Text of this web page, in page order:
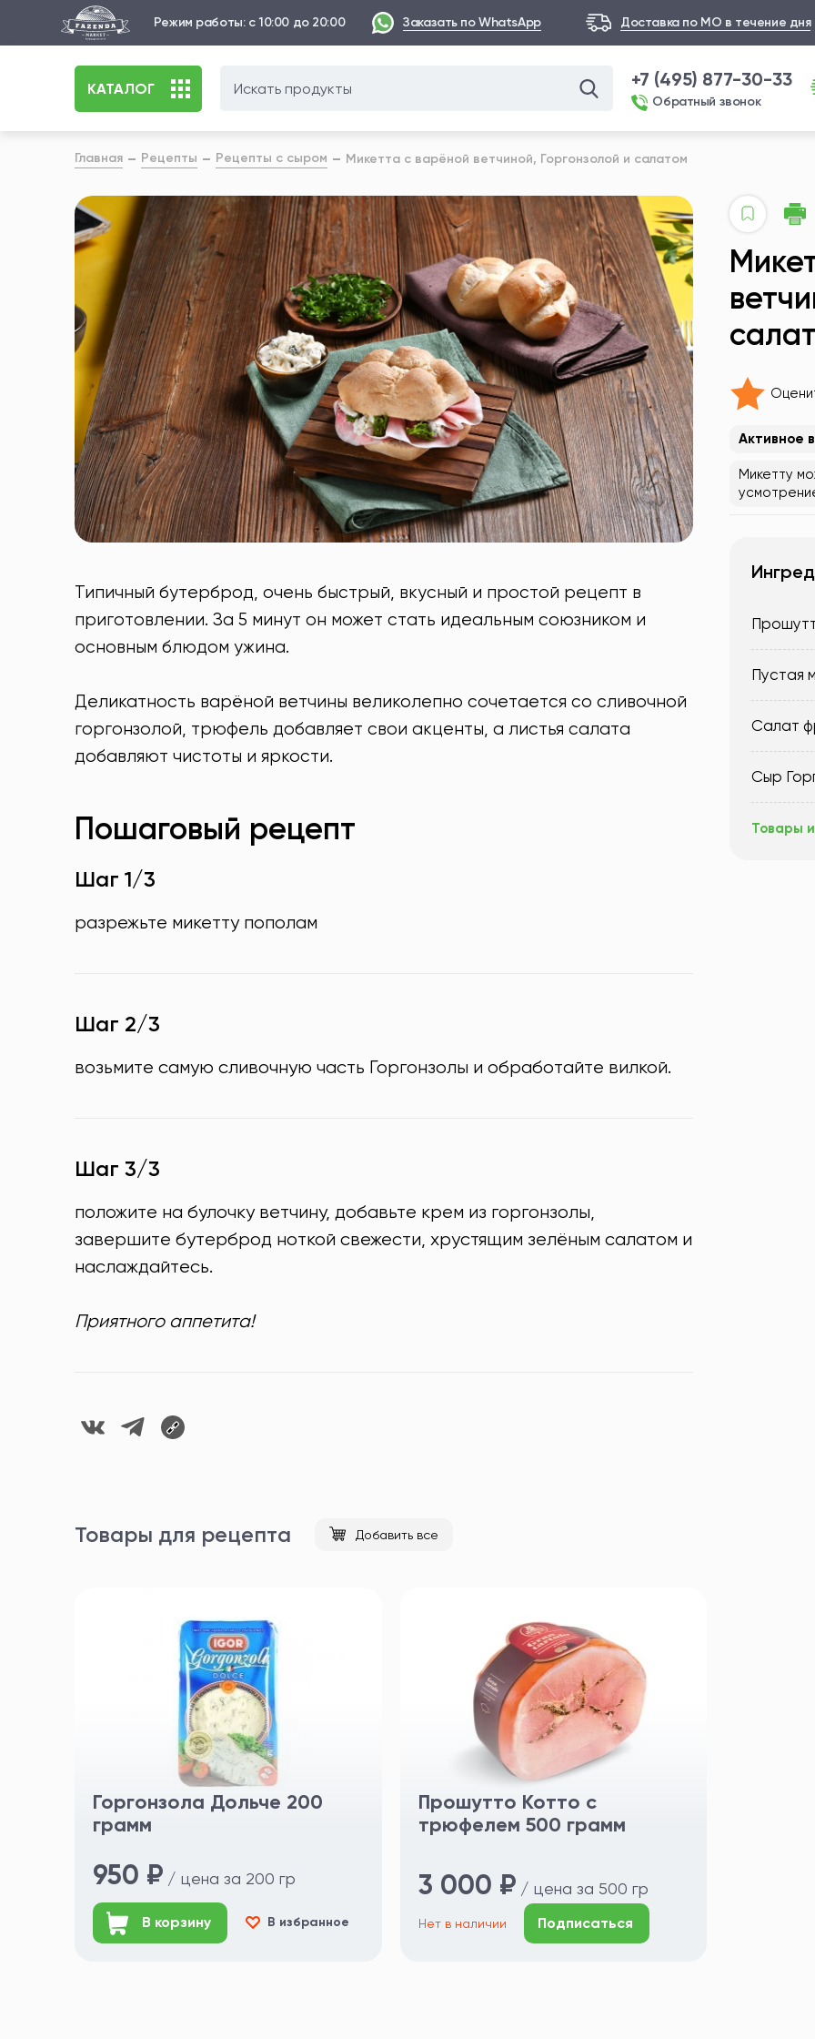
Режим работы: с 10:00 до 20:00 Заказать по WhatsApp Доставка по МО в течение дня
КАТАЛОГ +7 (495) 877-30-33
Обратный звонок
Главная Рецепты Рецепты с сыром Микетта с варёной ветчиной, Горгонзолой и салатом
Типичный бутерброд, очень быстрый, вкусный и простой рецепт в
приготовлении. За 5 минут он может стать идеальным союзником и
основным блюдом ужина.
Деликатность варёной ветчины великолепно сочетается со сливочной
горгонзолой, трюфель добавляет свои акценты, а листья салата
добавляют чистоты и яркости.
Пошаговый рецепт
Шаг 1/3
разрежьте микетту пополам
Шаг 2/3
возьмите самую сливочную часть Горгонзолы и обработайте вилкой.
Шаг 3/3
положите на булочку ветчину, добавьте крем из горгонзолы,
завершите бутерброд ноткой свежести, хрустящим зелёным салатом и
наслаждайтесь.
Приятного аппетита!
Активное
Микетту
Пустая
Салат
Сыр
Товары
Товары для рецепта Добавить все
Горгонзола Дольче 200
грамм
950 ₽ / цена за 200 гр
В корзину В избранное
Прошутто Котто с
трюфелем 500 грамм
3 000 ₽ / цена за 500 гр
Нет в наличии Подписаться